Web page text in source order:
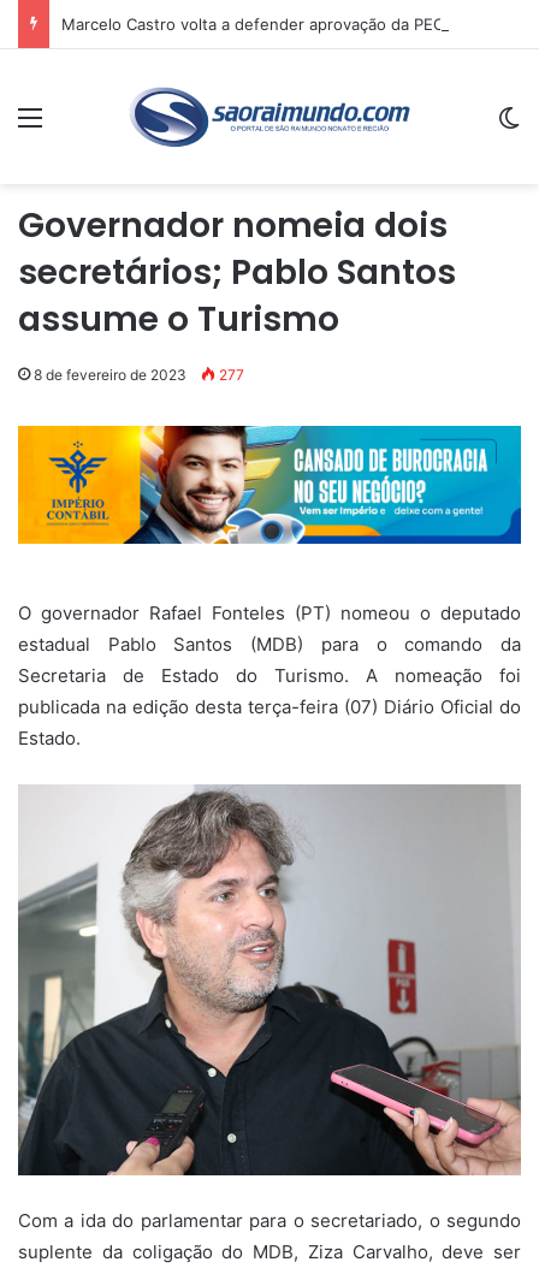
Menu
Governador nomeia dois
secretários; Pablo Santos
assume o Turismo
8 de fevereiro de 2023 277
O governador Rafael Fonteles (PT) nomeou o deputado
estadual Pablo Santos (MDB) para o comando da
Secretaria de Estado do Turismo. A nomeação foi
publicada na edição desta terça-feira (07) Diário Oficial do
Estado.
Com a ida do parlamentar para o secretariado, o segundo
suplente da coligação do MDB, Ziza Carvalho, deve ser